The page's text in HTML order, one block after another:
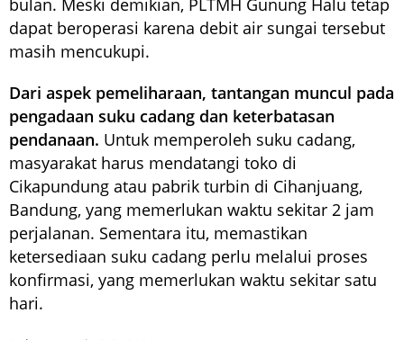
bulan. Meski demikian, PLTMH Gunung Halu tetap
dapat beroperasi karena debit air sungai tersebut
masih mencukupi.
Dari aspek pemeliharaan, tantangan muncul pada
pengadaan suku cadang dan keterbatasan
pendanaan. Untuk memperoleh suku cadang,
masyarakat harus mendatangi toko di
Cikapundung atau pabrik turbin di Cihanjuang,
Bandung, yang memerlukan waktu sekitar 2 jam
perjalanan. Sementara itu, memastikan
ketersediaan suku cadang perlu melalui proses
konfirmasi, yang memerlukan waktu sekitar satu
hari.